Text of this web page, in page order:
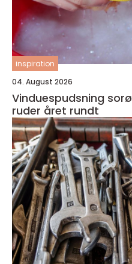
inspiration
04. August 2026
Vinduespudsning sorø sådan får du rene
ruder året rundt